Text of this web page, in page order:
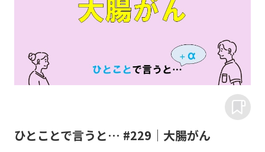
ひとことで言うと… #229｜大腸がん